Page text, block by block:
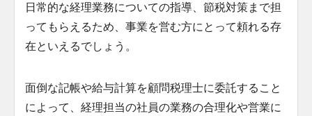
日常的な経理業務についての指導、節税対策まで担
ってもらえるため、事業を営む方にとって頼れる存
在といえるでしょう。
面倒な記帳や給与計算を顧問税理士に委託すること
によって、経理担当の社員の業務の合理化や営業に